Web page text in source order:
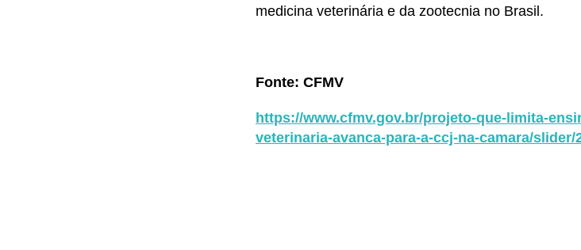
medicina veterinária e da zootecnia no Brasil.
Fonte: CFMV
https://www.cfmv.gov.br/projeto-que-limita-
veterinaria-avanca-para-a-ccj-na-camara/slider/